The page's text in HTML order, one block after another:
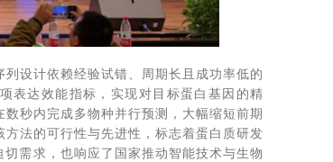
设计依赖经验试错、周期长且成功率低的
表达效能指标，实现对目标蛋白基因的精
秒内完成多物种并行预测，大幅缩短前期
法的可行性与先进性，标志着蛋白质研发
需求，也响应了国家推动智能技术与生物